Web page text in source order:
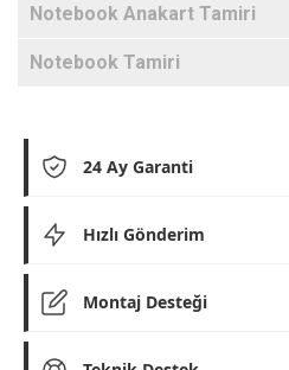
Notebook Anakart Tamiri
Notebook Tamiri
24 Ay Garanti
Hızlı Gönderim
Montaj Desteği